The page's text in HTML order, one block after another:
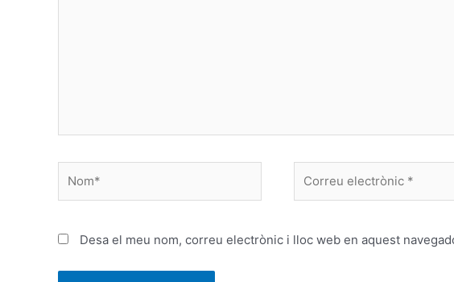
electrònic
Desa el meu nom, correu electrònic i lloc web en aquest